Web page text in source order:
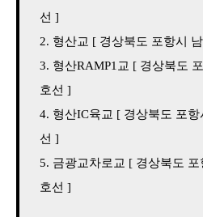
선 ]
형산교 [ 경상북도 포항시
형산RAMP1교 [ 경상북도
호선 ]
형산IC육교 [ 경상북도 포
선 ]
금광교차로교 [ 경상북도 포
호선 ]